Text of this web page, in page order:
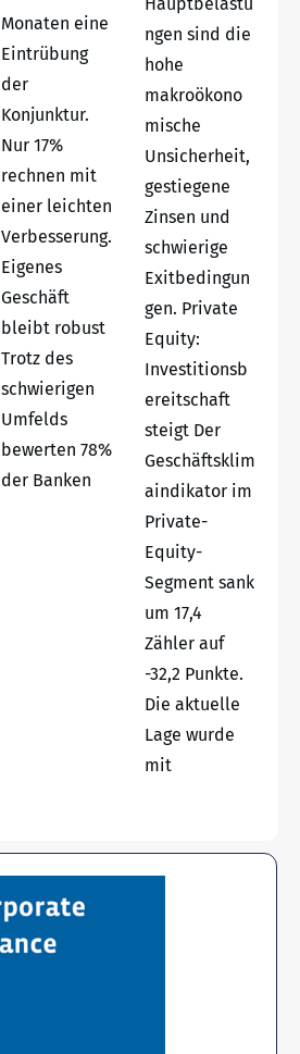
Monaten eine
Eintrübung
der
Konjunktur.
Nur 17%
rechnen mit
einer leichten
Verbesserung.
Eigenes
Geschäft
bleibt robust
Trotz des
schwierigen
Umfelds
bewerten 78%
der Banken
ngen sind die
hohe
makroökono
mische
Unsicherheit,
gestiegene
Zinsen und
schwierige
Exitbedingun
gen. Private
Equity:
Investitionsb
ereitschaft
steigt Der
Geschäftsklim
aindikator im
Private-
Equity-
Segment sank
um 17,4
Zähler auf
-32,2 Punkte.
Die aktuelle
Lage wurde
mit